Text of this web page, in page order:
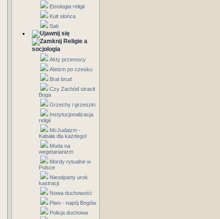
Etnologia religii
Kult słońca
Sati
Religie a
socjologia
Akty przemocy
Ateizm po czesku
Brat brud
Czy Zachód utracił
Boga
Grzechy i grzeszki
Instytucjonalizacja
religii
McJudaizm -
Kabała dla każdego!
Moda na
wegetarianizm
Mordy rytualne w
Polsce
Nieodparty urok
kastracji
Nowa duchowość
Piwo - napój Bogów
Policja duchowa